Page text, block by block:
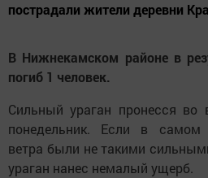
пострадали жители деревни
В Нижнекамском районе в
погиб 1 человек.
Сильный ураган пронесся во
понедельник. Если в
ветра были не такими
ураган нанес немалый ущерб.